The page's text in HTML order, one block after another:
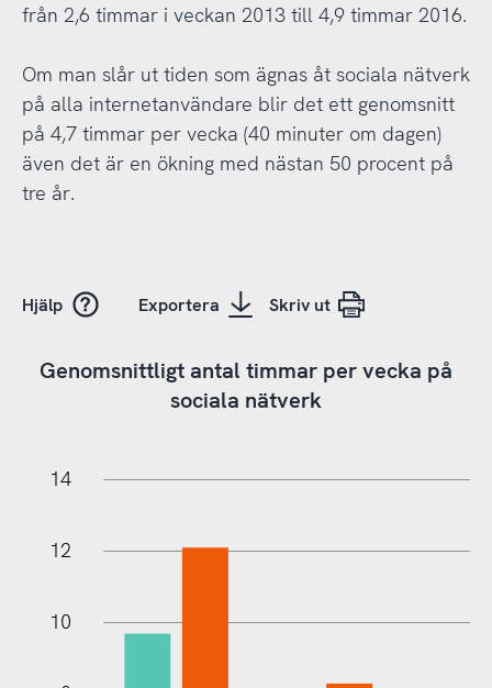
från 2,6 timmar i veckan 2013 till 4,9 timmar 2016.
Om man slår ut tiden som ägnas åt sociala nätverk
på alla internetanvändare blir det ett genomsnitt
på 4,7 timmar per vecka (40 minuter om dagen)
även det är en ökning med nästan 50 procent på
tre år.
Hjälp Exportera Skriv ut
Genomsnittligt antal timmar per vecka på
sociala nätverk
14
12
10